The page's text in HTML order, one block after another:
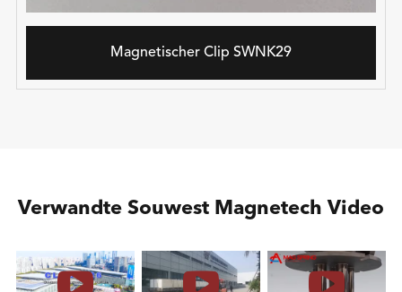
Magnetischer Clip SWNK29
Verwandte Souwest Magnetech Video